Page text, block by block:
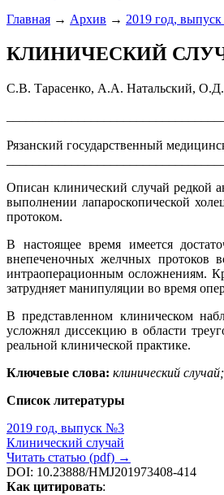
Главная → Архив → 2019 год,
КЛИНИЧЕСКИЙ
С.В. Тарасенко, А.А. Натальский,
Рязанский государственный
Описан клинический случай редкой
выполнении лапароскопической
протоком.
В настоящее время имеется
внепеченочных желчных протоков
интраоперационным осложнениям.
затрудняет манипуляции во время
В представленном клиническом
усложнял диссекцию в области
реальной клинической практике.
Ключевые слова: клинический
Список литературы
2019 год, выпуск №3
Клинический случай
Читать статью (pdf) →
DOI: 10.23888/HMJ201973408-414
Как цитировать: